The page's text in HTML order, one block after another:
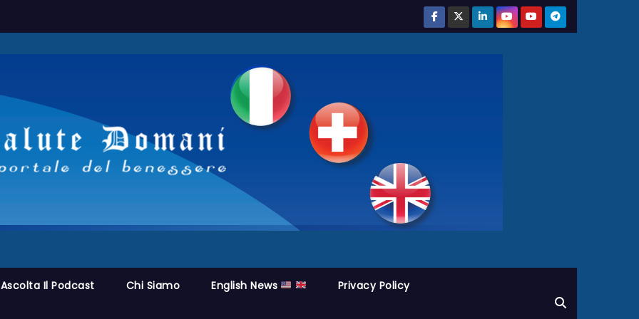
Ascolta Il Podcast Chi Siamo English News Privacy Policy